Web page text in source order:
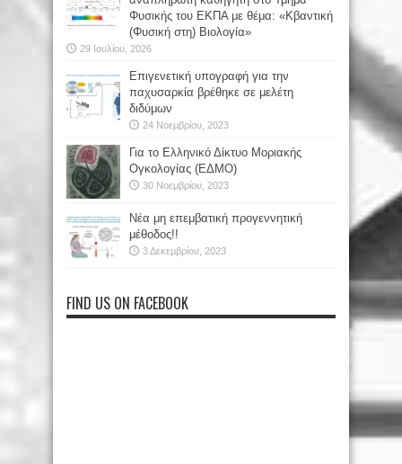
Φυσικής του ΕΚΠΑ με θέμα: «Κβαντική
(Φυσική στη) Βιολογία»
29 Ιουλίου, 2026
Επιγενετική υπογραφή για την
παχυσαρκία βρέθηκε σε μελέτη
διδύμων
24 Νοεμβρίου, 2023
Για το Ελληνικό Δίκτυο Μοριακής
Ογκολογίας (ΕΔΜΟ)
30 Νοεμβρίου, 2023
Νέα μη επεμβατική προγεννητική
μέθοδος!!
3 Δεκεμβρίου, 2023
FIND US ON FACEBOOK